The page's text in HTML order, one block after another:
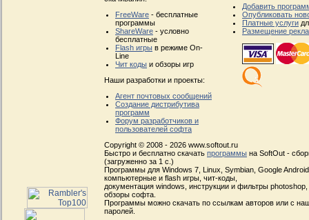
FreeWare - бесплатные
программы
ShareWare - условно
бесплатные
Flash игры в режиме On-
Line
Чит коды и обзоры игр
Наши разработки и проекты:
Агент почтовых сообщений
Создание дистрибутива
программ
Форум разработчиков и
пользователей софта
Добавить
Опубликовать
Платные услуги
Размещение
Copyright © 2008 - 2026 www.softout.ru
Быстро и бесплатно скачать программы на SoftOut -
(загруженно за 1 с.)
Программы для Windows 7, Linux, Symbian, Google
компьютерные и flash игры, чит-коды,
документация windows, инструкции и фильтры
обзоры софта.
Программы можно скачать по ссылкам авторов или с
паролей.